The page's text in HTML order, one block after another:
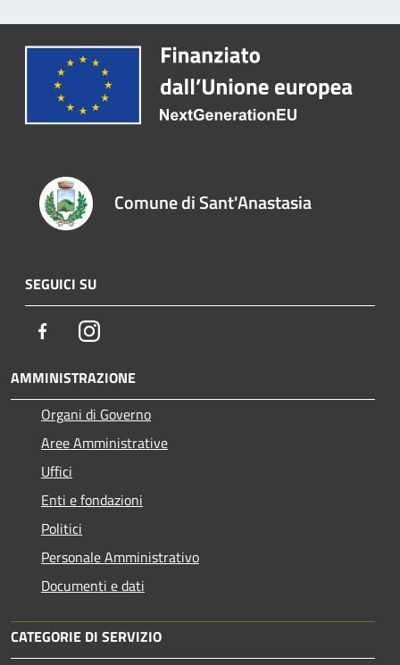
Comune di Sant'Anastasia
SEGUICI SU
FacebookInstagram
AMMINISTRAZIONE
Organi di Governo
Aree Amministrative
Uffici
Enti e fondazioni
Politici
Personale Amministrativo
Documenti e dati
CATEGORIE DI SERVIZIO